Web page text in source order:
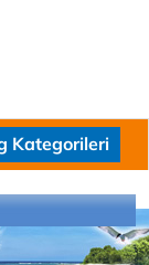
Kategorileri